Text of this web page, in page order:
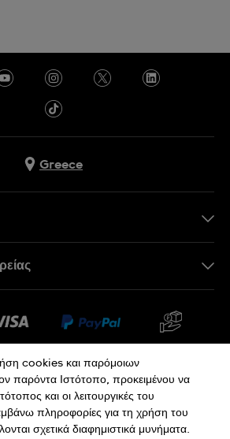
Greece
υπαναχώρηση
Πολιτική Cookies
cookies και παρόμοιων
παρόντα Ιστότοπο, προκειμένου να
και οι λειτουργικές του
πληροφορίες για τη χρήση του
σχετικά διαφημιστικά μυνήματα.